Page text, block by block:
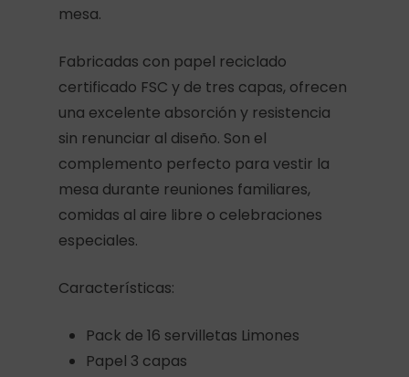
mesa.
Fabricadas con papel reciclado
certificado FSC y de tres capas, ofrecen
una excelente absorción y resistencia
sin renunciar al diseño. Son el
complemento perfecto para vestir la
mesa durante reuniones familiares,
comidas al aire libre o celebraciones
especiales.
Características:
Pack de 16 servilletas Limones
Papel 3 capas